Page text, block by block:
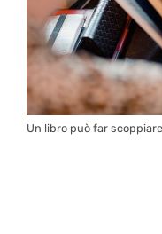
Un libro può far